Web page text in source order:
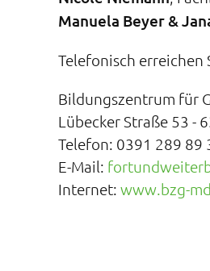
Manuela Beyer &
Telefonisch erreichen
Bildungszentrum für
Lübecker Straße 53 -
Telefon: 0391 289 89
E-Mail:
Internet: www.bzg-